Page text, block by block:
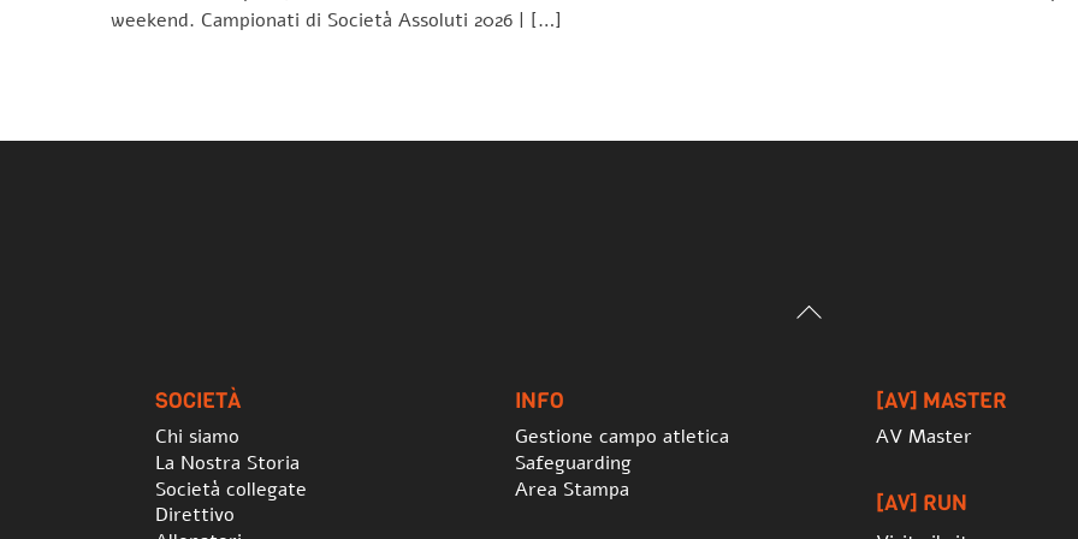
weekend. Campionati di Società Assoluti 2026 | […]
Back
SOCIETÀ
Chi siamo
La Nostra Storia
Società collegate
Direttivo
INFO
Gestione campo atletica
Safeguarding
Area Stampa
[AV] MASTER
AV Master
[AV] RUN